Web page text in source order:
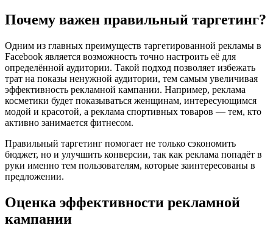
Почему важен правильный таргетинг?
Одним из главных преимуществ таргетированной рекламы в
Facebook является возможность точно настроить её для
определённой аудитории. Такой подход позволяет избежать
трат на показы ненужной аудитории, тем самым увеличивая
эффективность рекламной кампании. Например, реклама
косметики будет показываться женщинам, интересующимся
модой и красотой, а реклама спортивных товаров — тем, кто
активно занимается фитнесом.
Правильный таргетинг помогает не только сэкономить
бюджет, но и улучшить конверсии, так как реклама попадёт в
руки именно тем пользователям, которые заинтересованы в
предложении.
Оценка эффективности рекламной
кампании